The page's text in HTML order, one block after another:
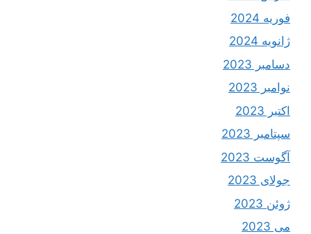
فوریه 2024
ژانویه 2024
دسامبر 2023
نوامبر 2023
اکتبر 2023
سپتامبر 2023
آگوست 2023
جولای 2023
ژوئن 2023
می 2023